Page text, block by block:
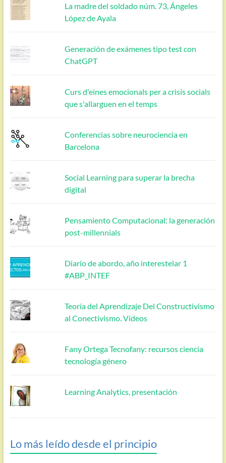
La madre del soldado núm. 73, Ángeles
López de Ayala
Generación de exámenes tipo test con
ChatGPT
Curs d'eines emocionals per a crisis socials
que s'allarguen en el temps
Conferencias sobre neurociencia en
Barcelona
Social Learning para superar la brecha
digital
Pensamiento Computacional: la generación
post-millennials
Diario de abordo, año interestelar 1
#ABP_INTEF
Teoría del Aprendizaje Del Constructivismo
al Conectivismo. Vídeos
Fany Ortega Tecnofany: recursos ciencia
tecnología género
Learning Analytics, presentación
Lo más leído desde el principio